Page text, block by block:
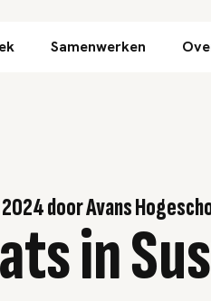
Direct naar inhoud
Samenwerken
doorAvans
in